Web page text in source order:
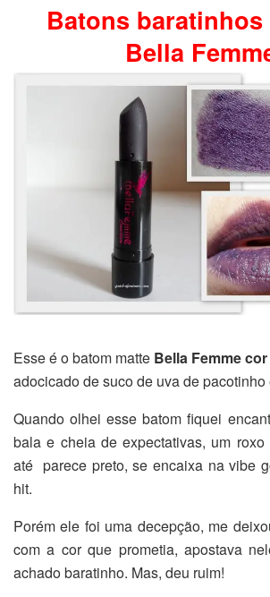
Batons baratinhos
Bella
Esse é o batom matte Bella Femme
adocicado de suco de uva de pacotinho
Quando olhei esse batom fiquei
bala e cheia de expectativas, um roxo
até parece preto, se encaixa na vibe
hit.
Porém ele foi uma decepção, me
com a cor que prometia, apostava
achado baratinho. Mas, deu ruim!